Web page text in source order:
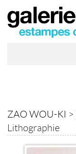
ZAO WOU-KI >
Lithographie